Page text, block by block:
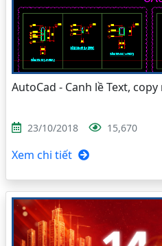
AutoCad - Canh lề Text,
23/10/2018 15,670
Xem chi tiết